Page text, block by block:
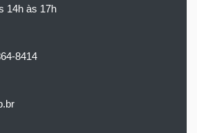
14h às 17h
8414